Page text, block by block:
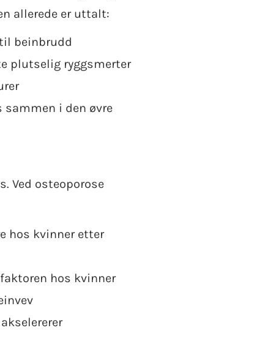
allerede er uttalt:
beinbrudd
plutselig ryggsmerter
sammen i den øvre
Ved osteoporose
hos kvinner etter
hos kvinner